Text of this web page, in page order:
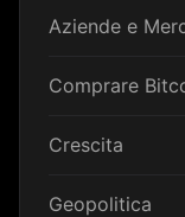
Aziende e
Comprare
Crescita
Geopolitica